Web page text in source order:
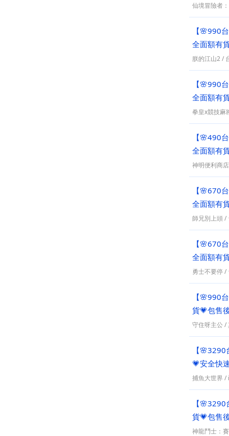
仙境冒險者
【🌸990
全面額有
朕的江山2/
【🌸990
全面額有
拳皇x競技麻
【🌸490
全面額有
神明便利商店
【🌸670
全面額有
師兄別上頭/
【🌸670
全面額有
勇士不要停/
【🌸990
貨💗包售
守住呀主公 /
【
💗安全快
捕魚大世界 /
【
貨💗包售
神龍鬥士：